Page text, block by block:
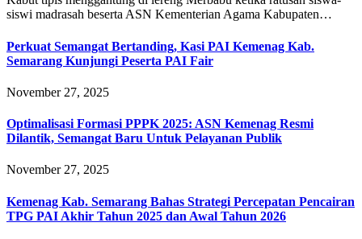
siswi madrasah beserta ASN Kementerian Agama Kabupaten…
Perkuat Semangat Bertanding, Kasi PAI Kemenag Kab.
Semarang Kunjungi Peserta PAI Fair
November 27, 2025
Optimalisasi Formasi PPPK 2025: ASN Kemenag Resmi
Dilantik, Semangat Baru Untuk Pelayanan Publik
November 27, 2025
Kemenag Kab. Semarang Bahas Strategi Percepatan Pencairan
TPG PAI Akhir Tahun 2025 dan Awal Tahun 2026